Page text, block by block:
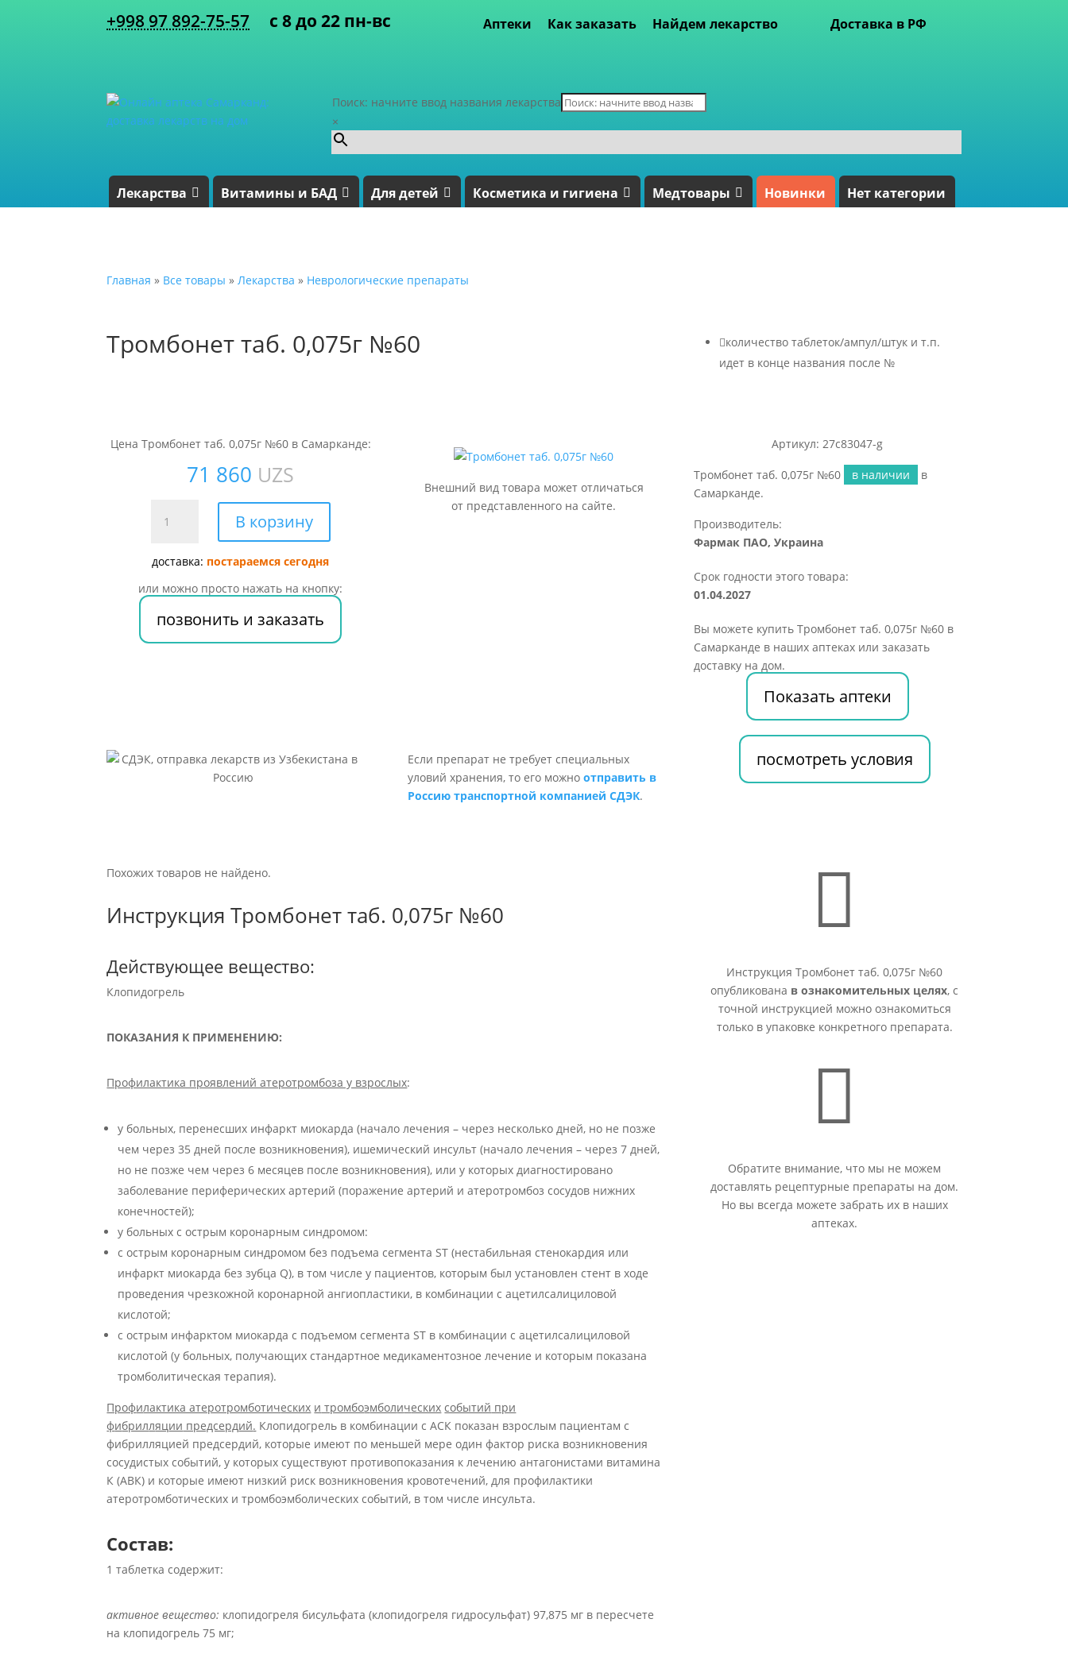
+998 97 892-75-57 с 8 до 22 пн-вс Аптеки Как заказать Найдем лекарство Доставка в РФ
Поиск: начните ввод названия лекарства
×
Лекарства Витамины и БАД Для детей Косметика и гигиена Медтовары Новинки Нет категории
Главная » Все товары » Лекарства » Неврологические препараты
Тромбонет таб. 0,075г №60 количество таблеток/ампул/штук и т.п.
идет в конце названия после №
Цена Тромбонет таб. 0,075г №60 в Самарканде:
71 860 UZS
товара
таб.
№60
В корзину
доставка: постараемся сегодня
или можно просто нажать на кнопку:
позвонить и заказать
Внешний вид товара может отличаться
от представленного на сайте.
Артикул: 27c83047-g
Тромбонет таб. 0,075г №60 в наличии
в
Самарканде.
Производитель:
Фармак ПАО, Украина
Срок годности этого товара:
01.04.2027
Вы можете купить Тромбонет таб. 0,075г №60 в
Самарканде в наших аптеках или заказать
доставку на дом.
Показать аптеки
Если препарат не требует специальных
уловий хранения, то его можно отправить в
Россию транспортной компанией СДЭК.
посмотреть условия
Похожих товаров не найдено.
Инструкция Тромбонет таб. 0,075г №60
Действующее вещество:
Клопидогрель
ПОКАЗАНИЯ К ПРИМЕНЕНИЮ:
Профилактика проявлений атеротромбоза у взрослых:
у больных, перенесших инфаркт миокарда (начало лечения – через несколько дней, но не позже
чем через 35 дней после возникновения), ишемический инсульт (начало лечения – через 7 дней,
но не позже чем через 6 месяцев после возникновения), или у которых диагностировано
заболевание периферических артерий (поражение артерий и атеротромбоз сосудов нижних
конечностей);
у больных с острым коронарным синдромом:
с острым коронарным синдромом без подъема сегмента ST (нестабильная стенокардия или
инфаркт миокарда без зубца Q), в том числе у пациентов, которым был установлен стент в ходе
проведения чрезкожной коронарной ангиопластики, в комбинации с ацетилсалициловой
кислотой;
с острым инфарктом миокарда с подъемом сегмента ST в комбинации с ацетилсалициловой
кислотой (у больных, получающих стандартное медикаментозное лечение и которым показана
тромболитическая терапия).
Профилактика атеротромботических и тромбоэмболических событий при
фибрилляции предсердий. Клопидогрель в комбинации с АСК показан взрослым пациентам с
фибрилляцией предсердий, которые имеют по меньшей мере один фактор риска возникновения
сосудистых событий, у которых существуют противопоказания к лечению антагонистами витамина
К (АВК) и которые имеют низкий риск возникновения кровотечений, для профилактики
атеротромботических и тромбоэмболических событий, в том числе инсульта.
Состав:
1 таблетка содержит:
активное вещество: клопидогреля бисульфата (клопидогреля гидросульфат) 97,875 мг в пересчете
на клопидогрель 75 мг;

Инструкция Тромбонет таб. 0,075г №60
опубликована в ознакомительных целях, с
точной инструкцией можно ознакомиться
только в упаковке конкретного препарата.

Обратите внимание, что мы не можем
доставлять рецептурные препараты на дом.
Но вы всегда можете забрать их в наших
аптеках.